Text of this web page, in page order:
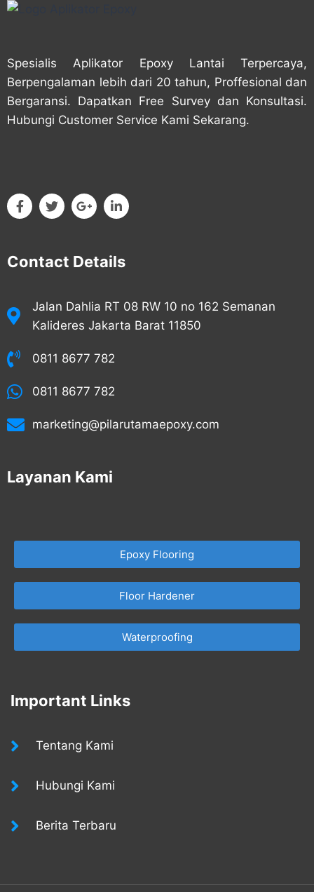
Spesialis Aplikator Epoxy Lantai Terpercaya,
Berpengalaman lebih dari 20 tahun, Proffesional dan
Bergaransi. Dapatkan Free Survey dan Konsultasi.
Hubungi Customer Service Kami Sekarang.
Contact Details
Jalan Dahlia RT 08 RW 10 no 162 Semanan
Kalideres Jakarta Barat 11850
0811 8677 782
0811 8677 782
marketing@pilarutamaepoxy.com
Layanan Kami
Epoxy Flooring
Floor Hardener
Waterproofing
Important Links
Tentang Kami
Hubungi Kami
Berita Terbaru